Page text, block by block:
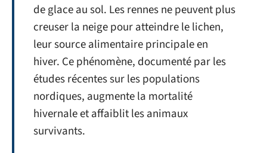
de glace au sol. Les rennes ne peuvent plus
creuser la neige pour atteindre le lichen,
leur source alimentaire principale en
hiver. Ce phénomène, documenté par les
études récentes sur les populations
nordiques, augmente la mortalité
hivernale et affaiblit les animaux
survivants.